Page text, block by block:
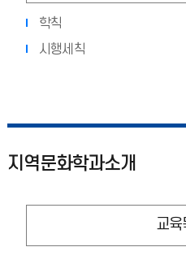
학칙
시행세칙
지역문화학과소개
교육